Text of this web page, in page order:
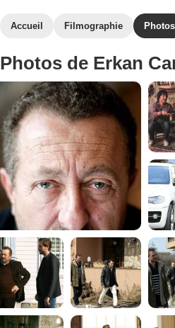
Accueil Filmographie Photos
Photos de Erkan